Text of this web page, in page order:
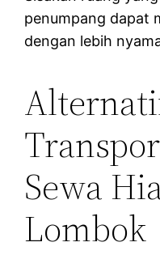
penumpang dapat
dengan lebih
Sewa
Lombok